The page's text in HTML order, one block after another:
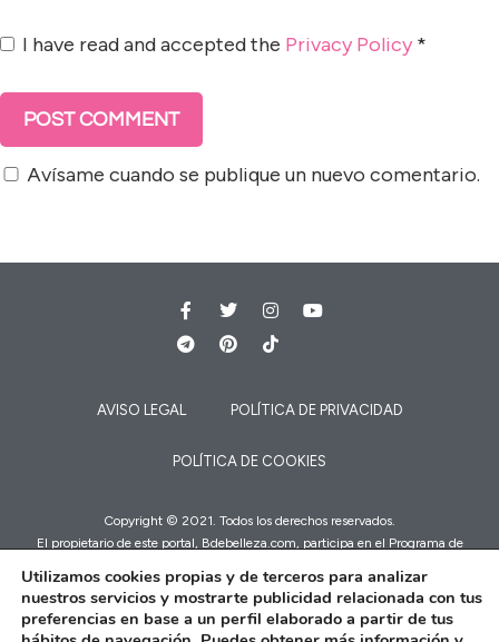
I have read and accepted the Privacy Policy *
Avísame cuando se publique un nuevo comentario.
AVISO LEGAL POLÍTICA DE PRIVACIDAD
POLÍTICA DE COOKIES
Copyright © 2021. Todos los derechos reservados.
El propietario de este portal, Bdebelleza.com, participa en el Programa de
decides a comprar en Amazon a través de nuestros enlaces, a ti no te cuesta
nada pero a nosotros Amazon nos dará una comisión que nos servirá para
financiar la web.
Utilizamos cookies propias y de terceros para analizar
nuestros servicios y mostrarte publicidad relacionada con tus
preferencias en base a un perfil elaborado a partir de tus